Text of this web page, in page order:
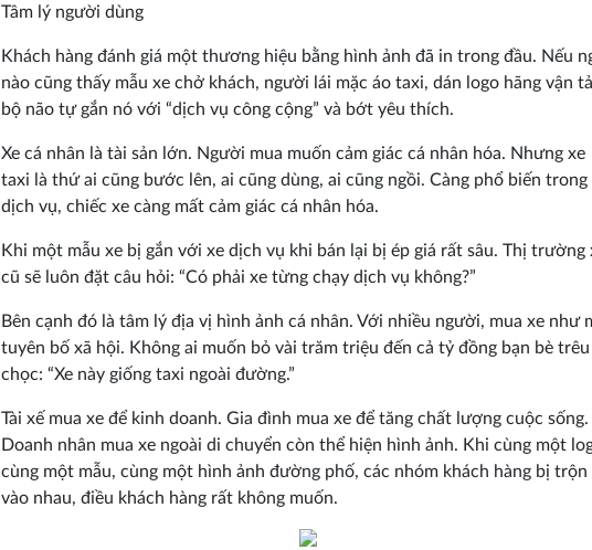
Tâm lý người dùng
Khách hàng đánh giá một thương hiệu bằng hình ảnh đã in trong đầu. Nếu
nào cũng thấy mẫu xe chở khách, người lái mặc áo taxi, dán logo hãng vận
bộ não tự gắn nó với “dịch vụ công cộng” và bớt yêu thích.
Xe cá nhân là tài sản lớn. Người mua muốn cảm giác cá nhân hóa. Nhưng xe
taxi là thứ ai cũng bước lên, ai cũng dùng, ai cũng ngồi. Càng phổ biến trong
dịch vụ, chiếc xe càng mất cảm giác cá nhân hóa.
Khi một mẫu xe bị gắn với xe dịch vụ khi bán lại bị ép giá rất sâu. Thị trường
cũ sẽ luôn đặt câu hỏi: “Có phải xe từng chạy dịch vụ không?”
Bên cạnh đó là tâm lý địa vị hình ảnh cá nhân. Với nhiều người, mua xe như
tuyên bố xã hội. Không ai muốn bỏ vài trăm triệu đến cả tỷ đồng bạn bè trêu
chọc: “Xe này giống taxi ngoài đường.”
Tài xế mua xe để kinh doanh. Gia đình mua xe để tăng chất lượng cuộc sống.
Doanh nhân mua xe ngoài di chuyển còn thể hiện hình ảnh. Khi cùng một
cùng một mẫu, cùng một hình ảnh đường phố, các nhóm khách hàng bị trộn
vào nhau, điều khách hàng rất không muốn.